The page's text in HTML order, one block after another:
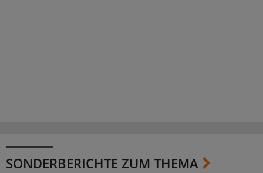
SONDERBERICHTE ZUM THEMA